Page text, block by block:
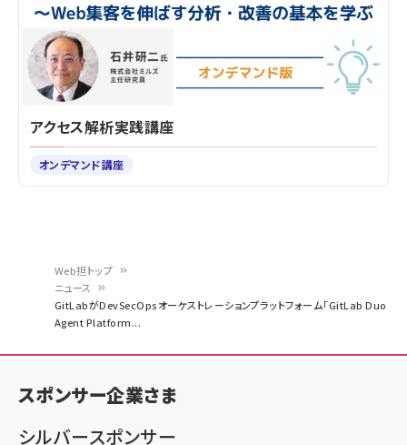
く
ず
Web担トップ
ニュース
GitLabがDevSecOpsオーケストレーションプラットフォーム「GitLab Duo
Agent Platform...
アクセス解析実践講座
オンデマンド講座
スポンサー企業さま
シルバースポンサー